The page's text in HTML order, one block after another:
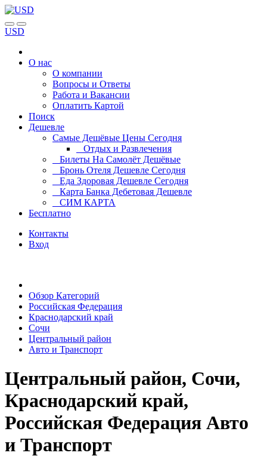
USD
О нас
О компании
Вопросы и Ответы
Работа и Вакансии
Оплатить Картой
Поиск
Дешевле
Самые Дешёвые Цены Сегодня
Отдых и Развлечения
Билеты На Самолёт Дешёвые
Бронь Отеля Дешевле Сегодня
Еда Здоровая Дешевле Сегодня
Карта Банка Дебетовая Дешевле
СИМ КАРТА
Бесплатно
Контакты
Вход
Обзор Категорий
Российская Федерация
Краснодарский край
Сочи
Центральный район
Авто и Транспорт
Центральный район, Сочи,
Краснодарский край,
Российская Федерация Авто
и Транспорт